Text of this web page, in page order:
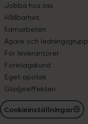
Jobba hos oss
Hållbarhet
Samarbeten
Ägare och ledningsgrupp
För leverantörer
Företagskund
Eget apotek
Glädjeeffekten
Cookieinställningar